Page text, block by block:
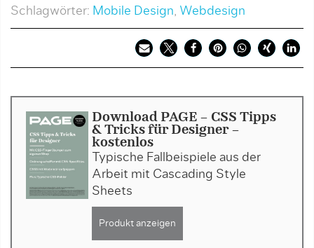
Schlagwörter: Mobile Design Webdesign
Download PAGE - CSS Tipps
& Tricks für Designer -
kostenlos
Typische Fallbeispiele aus der
Arbeit mit Cascading Style
Sheets
Produkt anzeigen